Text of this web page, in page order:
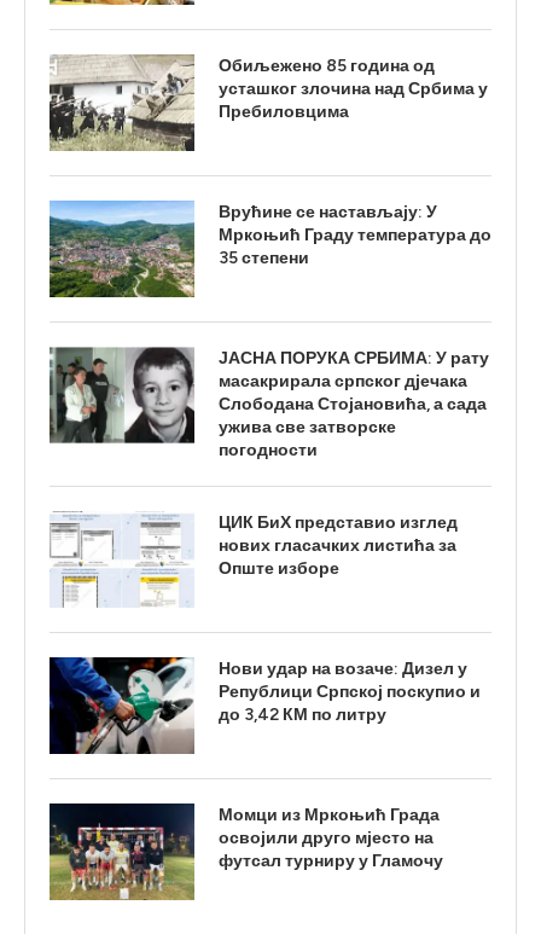
Обиљежено 85 година од
усташког злочина над Србима у
Пребиловцима
Врућине се настављају: У
Мркоњић Граду температура до
35 степени
ЈАСНА ПОРУКА СРБИМА: У рату
масакрирала српског дјечака
Слободана Стојановића, а сада
ужива све затворске
погодности
ЦИК БиХ представио изглед
нових гласачких листића за
Опште изборе
Нови удар на возаче: Дизел у
Републици Српској поскупио и
до 3,42 КМ по литру
Момци из Мркоњић Града
освојили друго мјесто на
футсал турниру у Гламочу